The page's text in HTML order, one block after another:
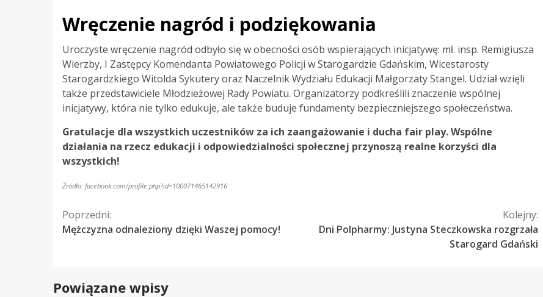
Wręczenie nagród i podziękowania
Uroczyste wręczenie nagród odbyło się w obecności osób wspierających inicjatywę: mł. insp. Remigiusza
Wierzby, I Zastępcy Komendanta Powiatowego Policji w Starogardzie Gdańskim, Wicestarosty
Starogardzkiego Witolda Sykutery oraz Naczelnik Wydziału Edukacji Małgorzaty Stangel. Udział wzięli
także przedstawiciele Młodzieżowej Rady Powiatu. Organizatorzy podkreślili znaczenie wspólnej
inicjatywy, która nie tylko edukuje, ale także buduje fundamenty bezpieczniejszego społeczeństwa.
Gratulacje dla wszystkich uczestników za ich zaangażowanie i ducha fair play. Wspólne
działania na rzecz edukacji i odpowiedzialności społecznej przynoszą realne korzyści dla
wszystkich!
Źródło: facebook.com/profile.php?id=100071465142916
Kontynuuj
czytanie
Poprzedni:
Mężczyzna odnaleziony dzięki Waszej pomocy!
Kolejny:
Dni Polpharmy: Justyna Steczkowska rozgrzała
Starogard Gdański
Powiązane wpisy